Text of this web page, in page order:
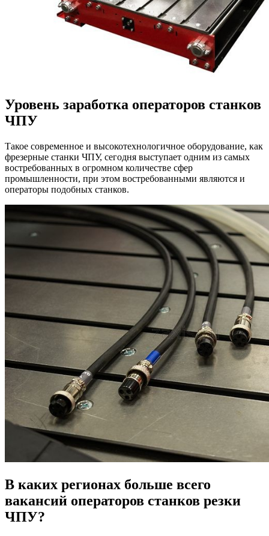
Уровень заработка операторов станков
ЧПУ
Такое современное и высокотехнологичное оборудование, как
фрезерные станки ЧПУ, сегодня выступает одним из самых
востребованных в огромном количестве сфер
промышленности, при этом востребованными являются и
операторы подобных станков.
В каких регионах больше всего
вакансий операторов станков резки
ЧПУ?